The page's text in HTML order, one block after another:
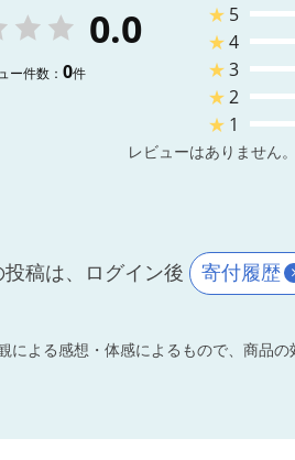
0.0
ー件数： 0件
★ 5
★4
★3
★2
★ 1
レビューはありません。
投稿は、ログイン後 寄付履歴
よる感想・体感によるもので、商品の